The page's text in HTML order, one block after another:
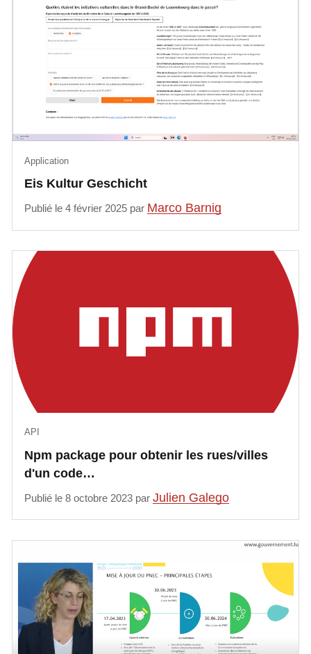
Eis Kultur Geschicht
Application
Publié le 4 février 2025 par Marco Barnig
Npm package pour obtenir les rues/villes
d'un code…
API
Publié le 8 octobre 2023 parJulien Galego